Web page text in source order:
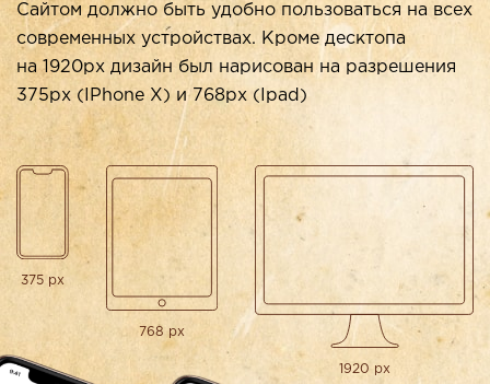
Сайтом должно быть удобно пользоваться на всех
современных устройствах. Кроме десктопа
на 1920px дизайн был нарисован на разрешения
375px (IPhone X) и 768px (Ipad)
375 px
768 px
1920 px